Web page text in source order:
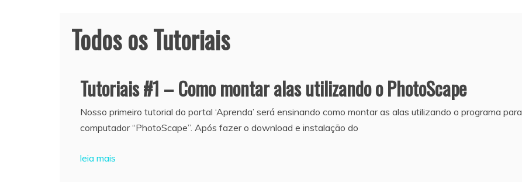
Todos os Tutoriais
Tutoriais #1 – Como montar alas utilizando o PhotoScape
Nosso primeiro tutorial do portal ‘Aprenda’ será ensinando como montar as alas utilizando o programa para
computador “PhotoScape”. Após fazer o download e instalação do
leia mais